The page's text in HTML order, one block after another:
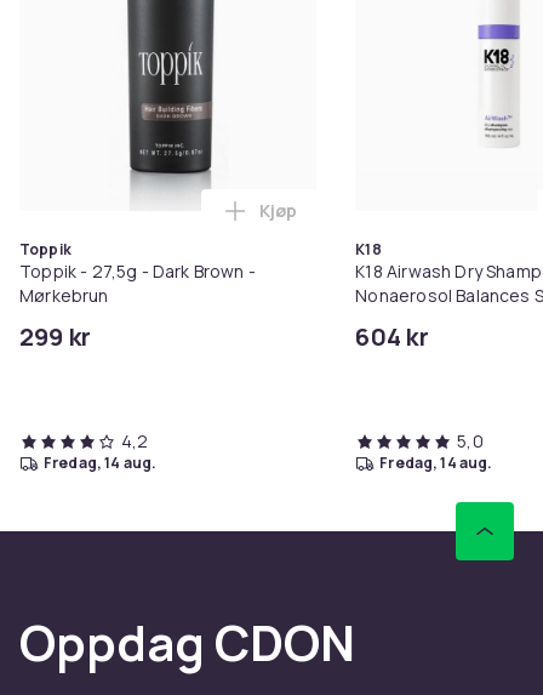
Toppik
Toppik - 27,5g - Dark Brown -
Mørkebrun
299 kr
Legg Toppik - 27,5g - Dark
Kjøp
4,2
fredag, 14 aug.
K18
K18 Airwash Dry
Nonaerosol Balances
604 kr
5,0
fredag, 14 aug.
Oppdag CDON